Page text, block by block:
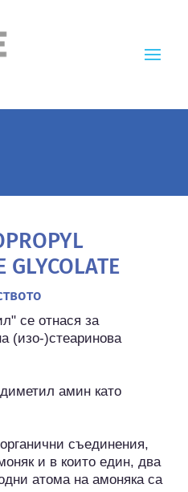
се отнася за
(изо-)стеаринова
амин като
съединения,
и в които един, два
атома на амоняка са